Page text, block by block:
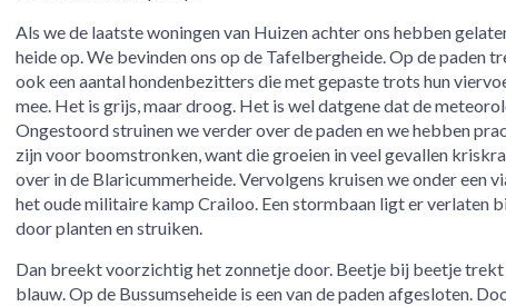
Als we de laatste woningen van Huizen achter ons hebben
heide op. We bevinden ons op de Tafelbergheide. Op de paden
ook een aantal hondenbezitters die met gepaste trots hun
mee. Het is grijs, maar droog. Het is wel datgene dat de
Ongestoord struinen we verder over de paden en we hebben
zijn voor boomstronken, want die groeien in veel gevallen
over in de Blaricummerheide. Vervolgens kruisen we onder een
het oude militaire kamp Crailoo. Een stormbaan ligt er verlaten
door planten en struiken.
Dan breekt voorzichtig het zonnetje door. Beetje bij beetje
blauw. Op de Bussumseheide is een van de paden afgesloten.